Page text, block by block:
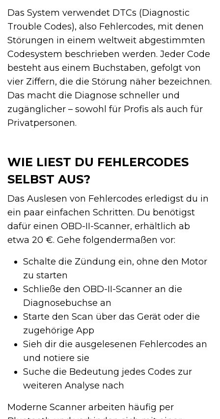
Das System verwendet DTCs (Diagnostic
Trouble Codes), also Fehlercodes, mit denen
Störungen in einem weltweit abgestimmten
Codesystem beschrieben werden. Jeder Code
besteht aus einem Buchstaben, gefolgt von
vier Ziffern, die die Störung näher bezeichnen.
Das macht die Diagnose schneller und
zugänglicher – sowohl für Profis als auch für
Privatpersonen.
WIE LIEST DU FEHLERCODES
SELBST AUS?
Das Auslesen von Fehlercodes erledigst du in
ein paar einfachen Schritten. Du benötigst
dafür einen OBD-II-Scanner, erhältlich ab
etwa 20 €. Gehe folgendermaßen vor:
Schalte die Zündung ein, ohne den Motor
zu starten
Schließe den OBD-II-Scanner an die
Diagnosebuchse an
Starte den Scan über das Gerät oder die
zugehörige App
Sieh dir die ausgelesenen Fehlercodes an
und notiere sie
Suche die Bedeutung jedes Codes zur
weiteren Analyse nach
Moderne Scanner arbeiten häufig per